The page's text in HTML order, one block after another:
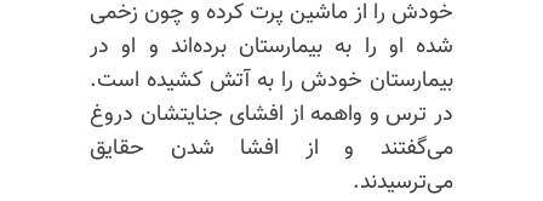
خودش را از ماشین پرت کرده و چون زخمی
شده او را به بیمارستان برده‌اند و او در
بیمارستان خودش را به آتش کشیده است.
در ترس و واهمه از افشای جنایتشان دروغ
می‌گفتند و از افشا شدن حقایق
می‌ترسیدند.